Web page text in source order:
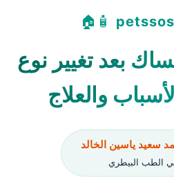
🧴🏠
بعد تغيير نوع
والعلاج
سعيد ياسين الخالد
الطب البيطري